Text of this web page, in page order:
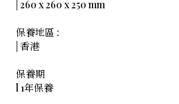
| 260 x 260 x 250 mm
保養地區 :
| 香港
保養期
l 1年保養